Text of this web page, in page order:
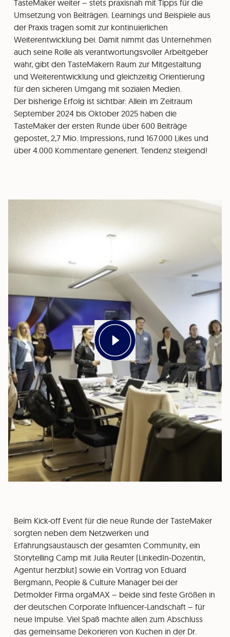
TasteMaker weiter – stets praxisnah mit Tipps für die
Umsetzung von Beiträgen. Learnings und Beispiele aus
der Praxis tragen somit zur kontinuierlichen
Weiterentwicklung bei. Damit nimmt das Unternehmen
auch seine Rolle als verantwortungsvoller Arbeitgeber
wahr, gibt den TasteMakern Raum zur Mitgestaltung
und Weiterentwicklung und gleichzeitig Orientierung
für den sicheren Umgang mit sozialen Medien.
Der bisherige Erfolg ist sichtbar: Allein im Zeitraum
September 2024 bis Oktober 2025 haben die
TasteMaker der ersten Runde über 600 Beiträge
gepostet, 2,7 Mio. Impressions, rund 167.000 Likes und
über 4.000 Kommentare generiert. Tendenz steigend!
Beim Kick-off Event für die neue Runde der TasteMaker
sorgten neben dem Netzwerken und
Erfahrungsaustausch der gesamten Community, ein
Storytelling Camp mit Julia Reuter (LinkedIn-Dozentin,
Agentur herzblut) sowie ein Vortrag von Eduard
Bergmann, People & Culture Manager bei der
Detmolder Firma orgaMAX – beide sind feste Größen in
der deutschen Corporate Influencer-Landschaft – für
neue Impulse. Viel Spaß machte allen zum Abschluss
das gemeinsame Dekorieren von Kuchen in der Dr.